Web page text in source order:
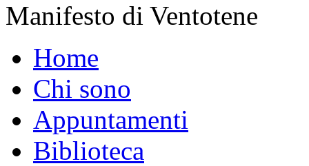
Manifesto di Ventotene
Home
Chi sono
Appuntamenti
Biblioteca